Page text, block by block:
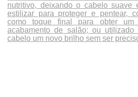
nutritivo, deixando o cabelo suave
estilizar para proteger e pentear,
como toque final para obter um
acabamento de salão; ou
cabelo um novo brilho sem ser